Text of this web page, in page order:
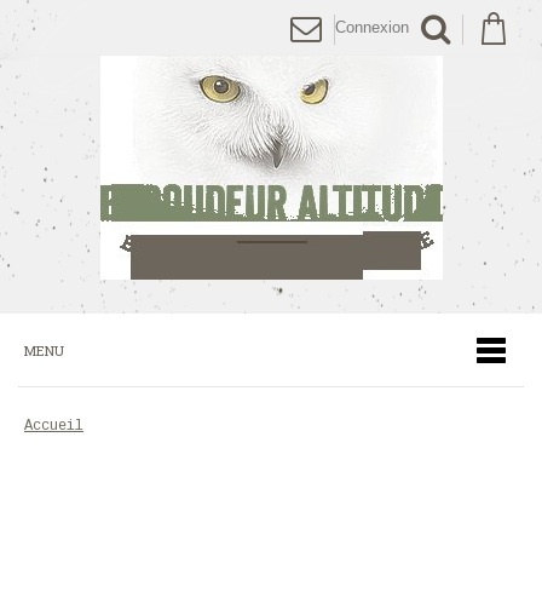
Connexion
MENU
accueil